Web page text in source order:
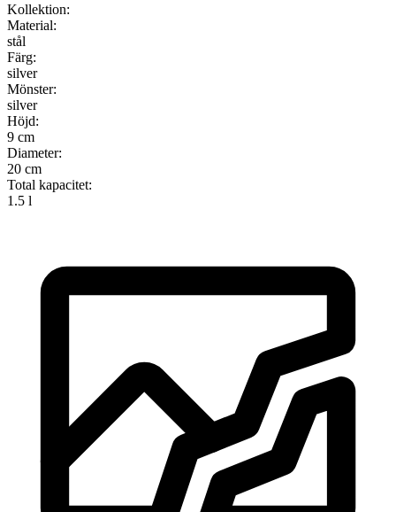
Kollektion:
Material:
stål
Färg:
silver
Mönster:
silver
Höjd:
9 cm
Diameter:
20 cm
Total kapacitet:
1.5 l